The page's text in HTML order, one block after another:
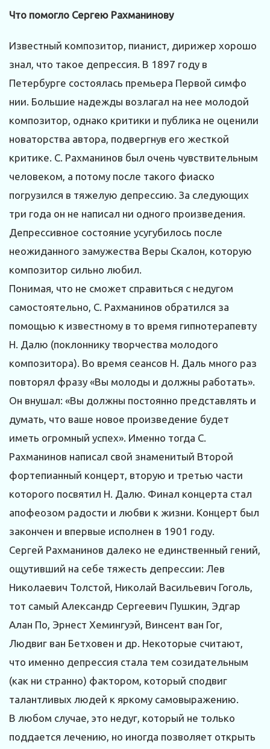
Что помогло Сергею Рахманинову
Известный композитор, пианист, дирижер хорошо
знал, что такое депрессия. В 1897 году в
Петербурге состоялась премьера Первой симфо
нии. Большие надежды возлагал на нее молодой
композитор, однако критики и публика не оценили
новаторства автора, подвергнув его жесткой
критике. С. Рахманинов был очень чувствительным
человеком, а потому после такого фиаско
погрузился в тяжелую депрессию. За следующих
три года он не написал ни одного произведения.
Депрессивное состояние усугубилось после
неожиданного замужества Веры Скалон, которую
композитор сильно любил.
Понимая, что не сможет справиться с недугом
самостоятельно, С. Рахманинов обратился за
помощью к известному в то время гипнотерапевту
Н. Далю (поклоннику творчества молодого
композитора). Во время сеансов Н. Даль много раз
повторял фразу «Вы молоды и должны работать».
Он внушал: «Вы должны постоянно представлять и
думать, что ваше новое произведение будет
иметь огромный успех». Именно тогда С.
Рахманинов написал свой знаменитый Второй
фортепианный концерт, вторую и третью части
которого посвятил Н. Далю. Финал концерта стал
апофеозом радости и любви к жизни. Концерт был
закончен и впервые исполнен в 1901 году.
Сергей Рахманинов далеко не единственный гений,
ощутивший на себе тяжесть депрессии: Лев
Николаевич Толстой, Николай Васильевич Гоголь,
тот самый Александр Сергеевич Пушкин, Эдгар
Алан По, Эрнест Хемингуэй, Винсент ван Гог,
Людвиг ван Бетховен и др. Некоторые считают,
что именно депрессия стала тем созидательным
(как ни странно) фактором, который сподвиг
талантливых людей к яркому самовыражению.
В любом случае, это недуг, который не только
поддается лечению, но иногда позволяет открыть